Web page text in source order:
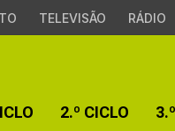
TELEVISÃO RÁDIO
2.º CICLO